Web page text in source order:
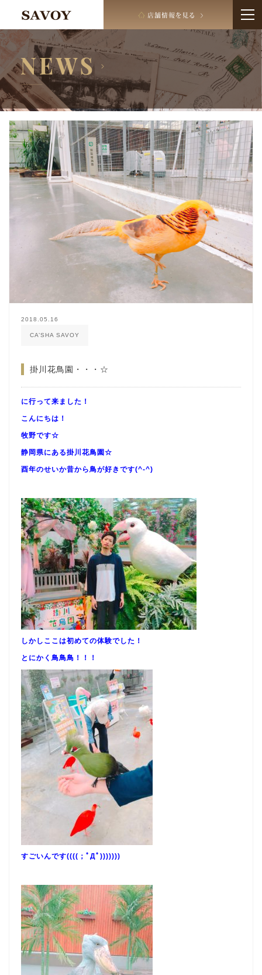
2018.05.16
CA’SHA SAVOY
掛川花鳥園・・・☆
に行って来ました！
こんにちは！
牧野です☆
静岡県にある掛川花鳥園☆
酉年のせいか昔から鳥が好きです(^-^)
しかしここは初めての体験でした！
とにかく鳥鳥鳥！！！
すごいんです((((；ﾟДﾟ)))))))